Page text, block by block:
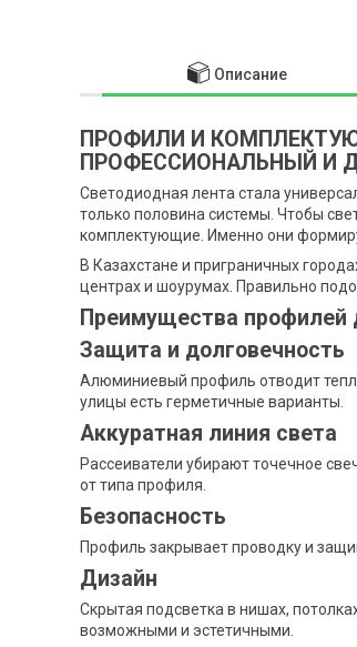
Описание
ПРОФИЛИ И
ПРОФЕССИОНАЛЬНЫЙ И
Светодиодная лента стала
только половина системы. Чтобы
комплектующие. Именно они
В Казахстане и приграничных
центрах и шоурумах. Правильно
Преимущества профилей
Защита и долговечность
Алюминиевый профиль отводит
улицы есть герметичные варианты.
Аккуратная линия света
Рассеиватели убирают точечное
от типа профиля.
Безопасность
Профиль закрывает проводку и
Дизайн
Скрытая подсветка в нишах,
возможными и эстетичными.